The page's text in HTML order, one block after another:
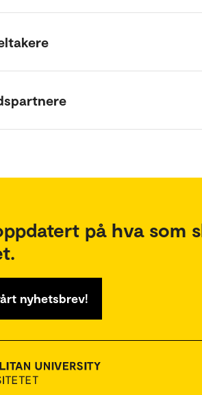
på hva som
nyhetsbrev!